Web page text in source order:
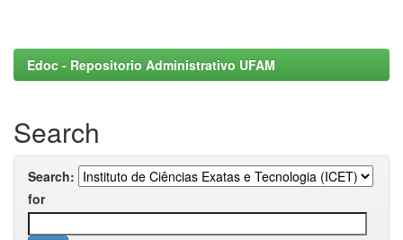
Edoc - Repositorio Administrativo UFAM
Search
Search:
for